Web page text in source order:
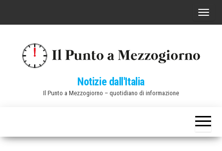
C
a
v
Notizie dall'Italia
Il Punto a Mezzogiorno – quotidiano di informazione